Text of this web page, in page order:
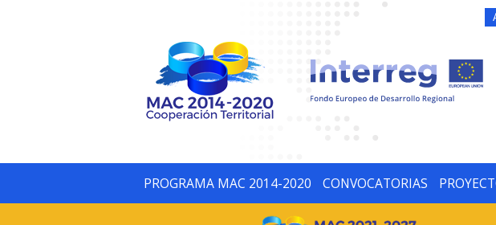
PROGRAMA MAC 2014-2020 CONVOCATORIAS